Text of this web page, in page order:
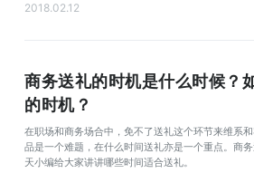
2018.02.12
商务送礼的时机是什么时候？
的时机？
在职场和商务场合中，免不了送礼这个环节来维系
品是一个难题，在什么时间送礼亦是一个重点。商
天小编给大家讲讲哪些时间适合送礼。